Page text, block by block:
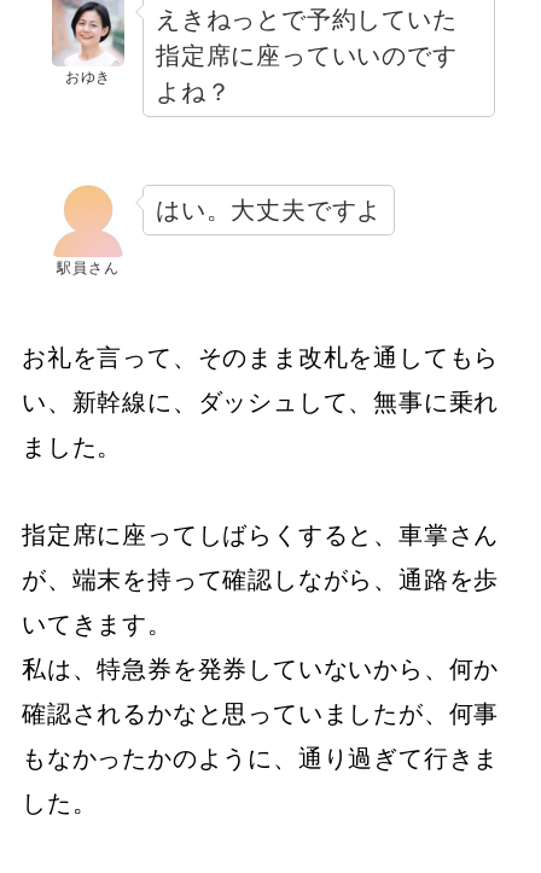
おゆき
えきねっとで予約していた
指定席に座っていいのです
よね？
駅員さん
はい。大丈夫ですよ
お礼を言って、そのまま改札を通してもら
い、新幹線に、ダッシュして、無事に乗れ
ました。
指定席に座ってしばらくすると、車掌さん
が、端末を持って確認しながら、通路を歩
いてきます。
私は、特急券を発券していないから、何か
確認されるかなと思っていましたが、何事
もなかったかのように、通り過ぎて行きま
した。